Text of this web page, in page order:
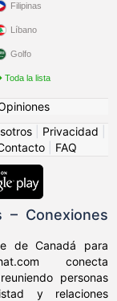
Filipinas
Líbano
Golfo
Toda la lista
Privacidad
FAQ
– Conexiones
de Canadá para
conecta
personas
y relaciones